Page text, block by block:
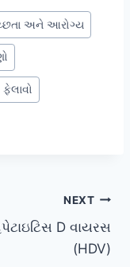
અને આરોગ્ય
ફેલાવો
NEXT
D વાયરસ
(HDV)